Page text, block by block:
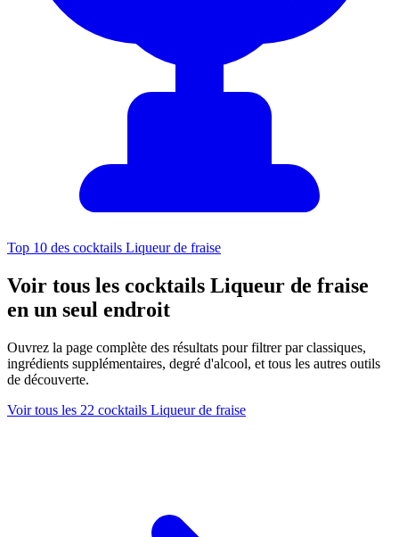
Top 10 des cocktails Liqueur de fraise
Voir tous les cocktails Liqueur de fraise
en un seul endroit
Ouvrez la page complète des résultats pour filtrer par classiques,
ingrédients supplémentaires, degré d'alcool, et tous les autres outils
de découverte.
Voir tous les 22 cocktails Liqueur de fraise